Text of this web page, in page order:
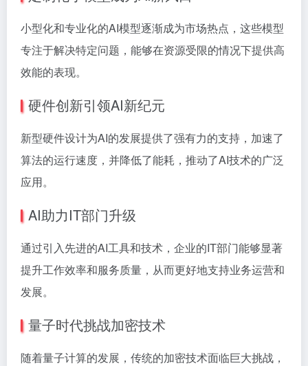
小型化和专业化的AI模型逐渐成为市场热点，这些模型
专注于解决特定问题，能够在资源受限的情况下提供高
效能的表现。
硬件创新引领AI新纪元
新型硬件设计为AI的发展提供了强有力的支持，加速了
算法的运行速度，并降低了能耗，推动了AI技术的广泛
应用。
AI助力IT部门升级
通过引入先进的AI工具和技术，企业的IT部门能够显著
提升工作效率和服务质量，从而更好地支持业务运营和
发展。
量子时代挑战加密技术
随着量子计算的发展，传统的加密技术面临巨大挑战，